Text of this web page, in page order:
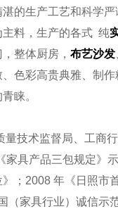
的生产工艺和科学
主料，生产的各式 纯
整体厨房， 布艺沙发
色彩高贵典雅、制
睐。
技术监督局、工商行
家具产品三包规定》
》；2008 年《日照市
（家具行业）诚信示